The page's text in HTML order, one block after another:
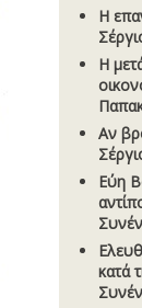
Η
Η
Αν
Εύη
κατά